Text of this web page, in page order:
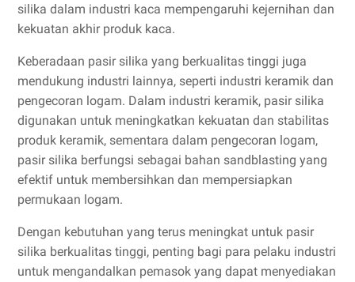
silika dalam industri kaca mempengaruhi kejernihan dan
kekuatan akhir produk kaca.
Keberadaan pasir silika yang berkualitas tinggi juga
mendukung industri lainnya, seperti industri keramik dan
pengecoran logam. Dalam industri keramik, pasir silika
digunakan untuk meningkatkan kekuatan dan stabilitas
produk keramik, sementara dalam pengecoran logam,
pasir silika berfungsi sebagai bahan sandblasting yang
efektif untuk membersihkan dan mempersiapkan
permukaan logam.
Dengan kebutuhan yang terus meningkat untuk pasir
silika berkualitas tinggi, penting bagi para pelaku industri
untuk mengandalkan pemasok yang dapat menyediakan